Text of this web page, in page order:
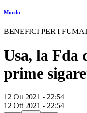
Mondo
BENEFICI PER I
Usa, la Fda
prime
12 Ott 2021 - 22:54
12 Ott 2021 - 22:54